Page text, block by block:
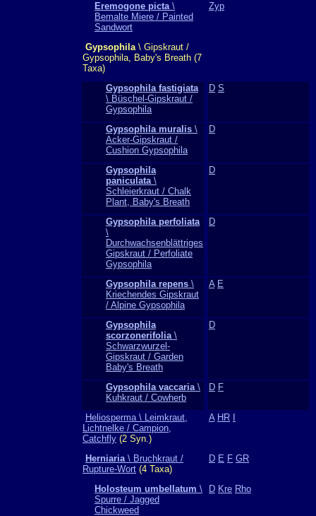
Eremogone picta\
Bemalte Miere / Painted
Sandwort
Zyp
Gypsophila\ Gipskraut /
Gypsophila, Baby's Breath (7
Taxa)
Gypsophila fastigiata
\ Büschel-Gipskraut /
Gypsophila
D S
Gypsophila muralis \
Acker-Gipskraut /
Cushion Gypsophila
D
Gypsophila
paniculata\
Schleierkraut / Chalk
Plant, Baby's Breath
D
Gypsophila perfoliata
\
Durchwachsenblättriges
Gipskraut / Perfoliate
Gypsophila
D
Gypsophila repens \
Kriechendes Gipskraut
/ Alpine Gypsophila
A E
Gypsophila
scorzonerifolia\
Schwarzwurzel-
Gipskraut / Garden
Baby's Breath
D
Gypsophila vaccaria\
Kuhkraut / Cowherb
D F
Heliosperma \ Leimkraut,
Lichtnelke / Campion,
Catchfly (2 Syn.)
A HR
Herniaria\ Bruchkraut /
Rupture-Wort (4 Taxa)
D E F GR
Holosteum umbellatum \
Spurre / Jagged
Chickweed
D Kre Rho